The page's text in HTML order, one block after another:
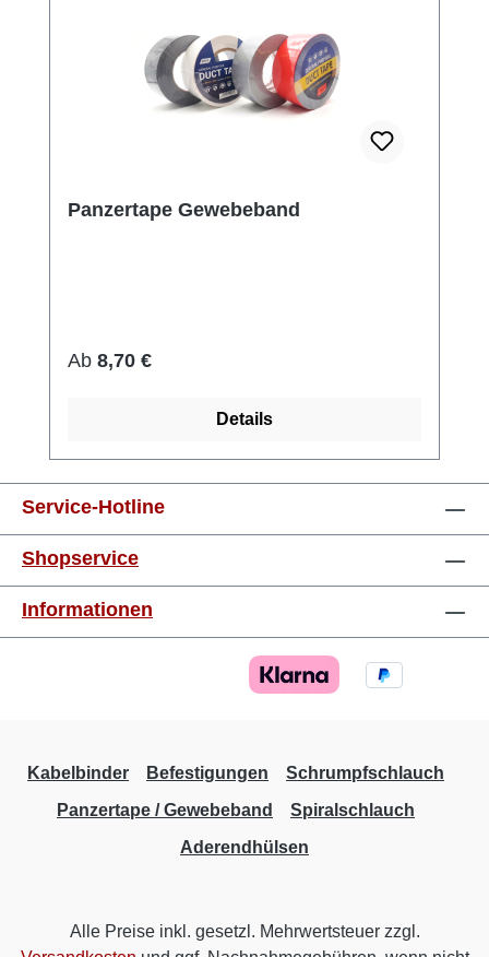
Panzertape Gewebeband
Regulärer Preis:
Ab 8,70 €
Details
Service-Hotline
Shopservice
Informationen
Kabelbinder Befestigungen
Schrumpfschlauch
Panzertape / Gewebeband
Spiralschlauch
Aderendhülsen
Alle Preise inkl. gesetzl. Mehrwertsteuer zzgl.